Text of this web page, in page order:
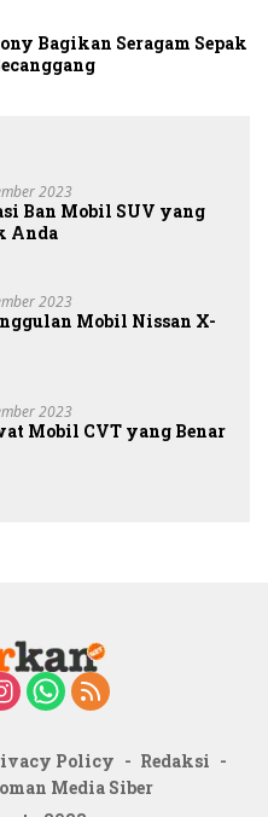
Bagikan Seragam Sepak
2023
Ban Mobil SUV yang
Anda
2023
Mobil Nissan X-
2023
Mobil CVT yang Benar
Policy
Redaksi
Media Siber